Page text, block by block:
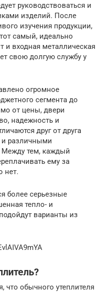
руководствоваться и
изделий. После
изучения продукции,
самый, идеально
и входная металлическая
свою долгую службу у
огромное
сегмента до
от цены, двери
надежность и
друг от друга
и различными
тем, каждый
ему за
нет.
более серьезные
тепло- и
варианты из
что обычного утеплителя